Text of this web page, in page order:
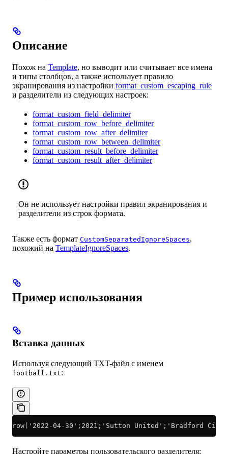
Описание
Похож на Template, но выводит или считывает все имена
и типы столбцов, а также использует правило
экранирования из настройки format_custom_escaping_rule
и разделители из следующих настроек:
format_custom_field_delimiter
format_custom_row_before_delimiter
format_custom_row_after_delimiter
format_custom_row_between_delimiter
format_custom_result_before_delimiter
format_custom_result_after_delimiter
Он не использует настройки правил экранирования и
разделители из строк формата.
Также есть формат CustomSeparatedIgnoreSpaces,
похожий на TemplateIgnoreSpaces.
Пример использования
Вставка данных
Используя следующий TXT-файл с именем
football.txt:
row('2022-04-30';2021;'Sutton United';'Bradford
Настройте параметры пользовательского разделителя: